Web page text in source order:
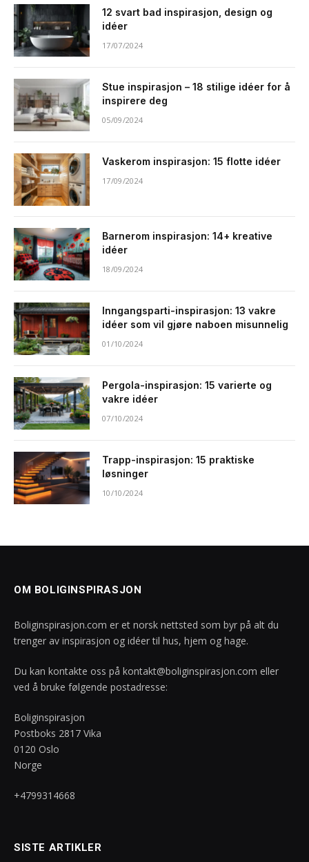
12 svart bad inspirasjon, design og
idéer
17/07/2024
Stue inspirasjon – 18 stilige idéer for å
inspirere deg
05/09/2024
Vaskerom inspirasjon: 15 flotte idéer
17/09/2024
Barnerom inspirasjon: 14+ kreative
idéer
18/09/2024
Inngangsparti-inspirasjon: 13 vakre
idéer som vil gjøre naboen misunnelig
01/10/2024
Pergola-inspirasjon: 15 varierte og
vakre idéer
07/10/2024
Trapp-inspirasjon: 15 praktiske
løsninger
10/10/2024
OM BOLIGINSPIRASJON
Boliginspirasjon.com er et norsk nettsted som byr på alt du
trenger av inspirasjon og idéer til hus, hjem og hage.
Du kan kontakte oss på kontakt@boliginspirasjon.com eller
ved å bruke følgende postadresse:
Boliginspirasjon
Postboks 2817 Vika
0120 Oslo
Norge
+4799314668
SISTE ARTIKLER